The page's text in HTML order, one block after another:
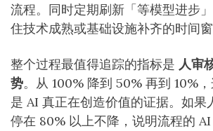
流程。同时定期刷新「等模型进步
住技术成熟或基础设施补齐的时间窗
整个过程最值得追踪的指标是 人审
势。从 100% 降到 50% 再到 10%
是 AI 真正在创造价值的证据。如果
停在 80% 以上不降，说明流程的 AI